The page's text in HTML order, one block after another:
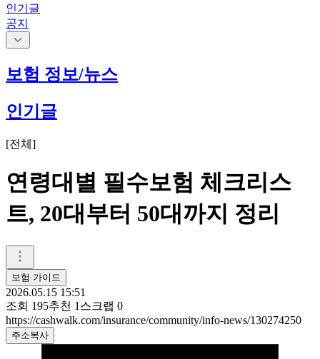
인기글
공지
보험 정보/뉴스
인기글
[전체 ]
연령대별 필수보험 체크리스
트, 20대부터 50대까지 정리
보험 가이드
2026.05.15 15:51
조회 195추천 1 스크랩 0
https://cashwalk.com/insurance/community/info-news/130274250
주소복사